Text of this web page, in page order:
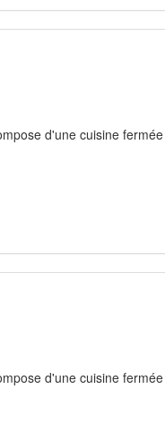
d'une cuisine
d'une cuisine